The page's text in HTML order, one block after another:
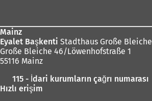
Mainz
Eyalet Başkenti Stadthaus Große Bleiche
Große Bleiche 46/Löwenhofstraße 1
55116 Mainz
115 - İdari kurumların çağrı numarası
Hızlı erişim